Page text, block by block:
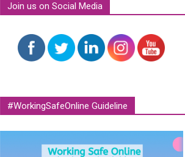
Join us on Social Media
#WorkingSafeOnline Guideline